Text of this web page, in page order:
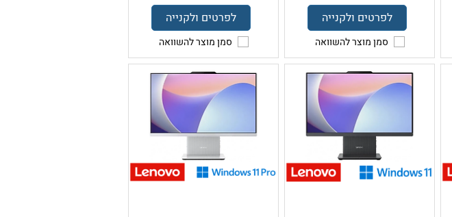
לפרטים ולקנייה
סמן מוצר להשוואה
לפרטים ולקנייה
סמן מוצר להשוואה